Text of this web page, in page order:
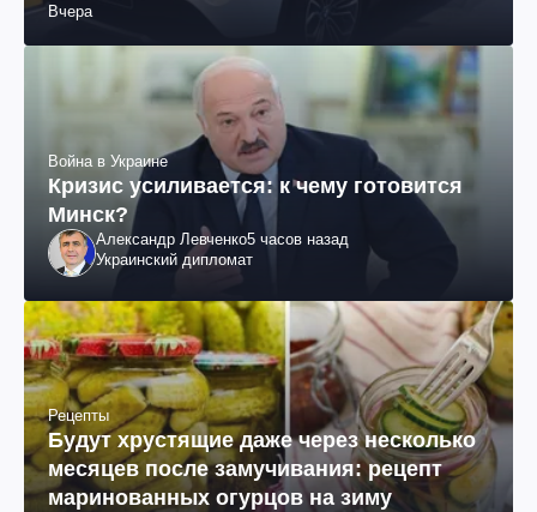
Вчера
Война в Украине
Кризис усиливается: к чему готовится
Минск?
Александр Левченко5 часов назад
Украинский дипломат
Рецепты
Будут хрустящие даже через несколько
месяцев после замучивания: рецепт
маринованных огурцов на зиму